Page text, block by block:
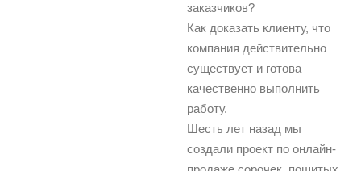
заказчиков?
Как доказать клиенту, что
компания действительно
существует и готова
качественно выполнить
работу.
Шесть лет назад мы
создали проект по онлайн-